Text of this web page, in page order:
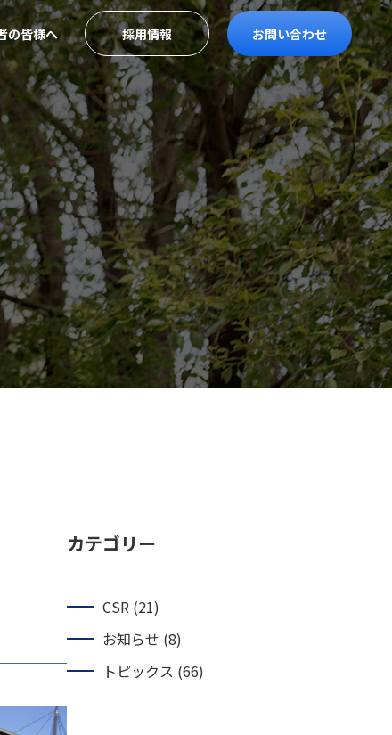
の皆様へ 採用情報 お問い合わせ
カテゴリー
CSR (21)
お知らせ (8)
トピックス (66)